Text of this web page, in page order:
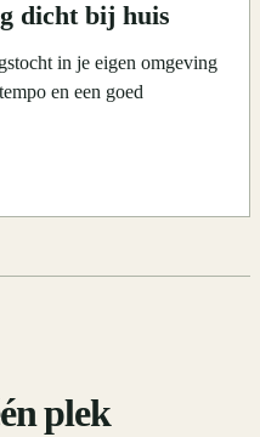
dicht bij huis
in je eigen omgeving
en een goed
plek